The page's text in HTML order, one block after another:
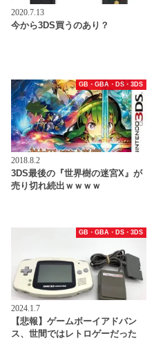
2020.7.13
今から3DS買うのあり？
GB・GBA・DS・3DS
2018.8.2
3DS最後の『世界樹の迷宮X』が
売り切れ続出ｗｗｗｗ
GB・GBA・DS・3DS
2024.1.7
【悲報】ゲームボーイアドバン
ス、世間ではレトロゲーだった